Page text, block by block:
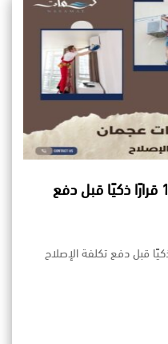
تصليح مكيفات عجمان | 11 قرارًا ذكيًا قبل دفع
عجمان | 11 قرارًا ذكيًا قبل دفع تكلفة الإصلاح